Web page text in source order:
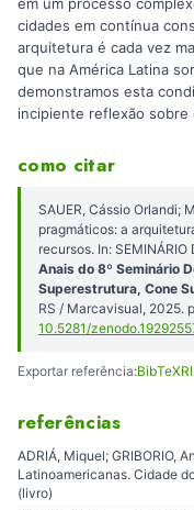
em um processo
cidades em contínua
arquitetura é cada vez
que na América Latina
demonstramos esta
incipiente reflexão
como citar
SAUER, Cássio Orlandi;
pragmáticos: a
recursos. In:
Anais do 8º Seminário
Superestrutura, Cone
RS / Marcavisual, 2025.
10.5281/
Exportar referência:BibTeX
referências
ADRIÁ, Miquel; GRIBORIO,
Latinoamericanas. Cidade
(livro)